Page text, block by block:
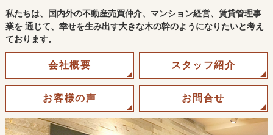
私たちは、国内外の不動産売買仲介、マンション経営、賃貸管理事
業を 通じて、幸せを生み出す大きな木の幹のようになりたいと考え
ております。
会社概要 スタッフ紹介
お客様の声 お問合せ